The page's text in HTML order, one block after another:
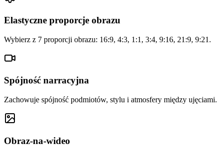
Elastyczne proporcje obrazu
Wybierz z 7 proporcji obrazu: 16:9, 4:3, 1:1, 3:4, 9:16, 21:9, 9:21.
Spójność narracyjna
Zachowuje spójność podmiotów, stylu i atmosfery między ujęciami.
Obraz-na-wideo